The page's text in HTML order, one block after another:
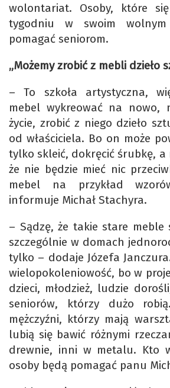
wolontariat. Osoby, które
tygodniu w swoim
pomagać seniorom.
„Możemy zrobić z mebli dzieło
– To szkoła artystyczna,
mebel wykreować na nowo,
życie, zrobić z niego dzieło
od właściciela. Bo on może
tylko skleić, dokręcić śrubkę, a
że nie będzie mieć nic
mebel na przykład
informuje Michał Stachyra.
– Sądzę, że takie stare meble
szczególnie w domach
tylko – dodaje Józefa
wielopokoleniowość, bo w
dzieci, młodzież, ludzie
seniorów, którzy dużo
mężczyźni, którzy mają
lubią się bawić różnymi
drewnie, inni w metalu. Kto
osoby będą pomagać panu